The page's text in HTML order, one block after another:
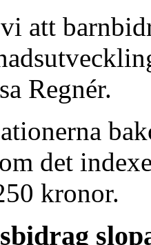
att
Regnér.
det
kronor.